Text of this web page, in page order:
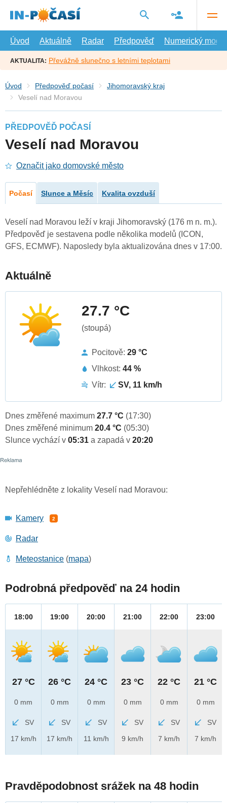
hlavní
Úvod
Aktuálně Radar Předpověď Numerický model
AKTUALITA: Převážně slunečno s letními teplotami
Úvod Předpověď počasí
Jihomoravský kraj
Veselí nad Moravou
PŘEDPOVĚĎ POČASÍ
Veselí nad Moravou
Označit jako domovské město
Počasí Slunce a Měsíc Kvalita ovzduší
Veselí nad Moravou leží v kraji Jihomoravský (176 m n. m.).
Předpověď je sestavena podle několika modelů (ICON,
GFS, ECMWF). Naposledy byla aktualizována dnes v 17:00.
Aktuálně
27.7 °C
(stoupá)
Pocitově: 29 °C
Vlhkost: 44 %
Vítr:
SV, 11 km/h
Dnes změřené maximum 27.7 °C (17:30)
Dnes změřené minimum 20.4 °C (05:30)
Slunce vychází v 05:31 a zapadá v 20:20
Nepřehlédněte z lokality Veselí nad Moravou:
Kamery 2
Radar
Meteostanice (mapa)
Podrobná předpověď na 24 hodin
18:00
27 °C
0 mm
SV
17 km/h
19:00
26 °C
0 mm
SV
17 km/h
20:00
24 °C
0 mm
SV
11 km/h
21:00
23 °C
0 mm
SV
9 km/h
22:00
22 °C
0 mm
SV
7 km/h
23:00
21 °C
0 mm
SV
7 km/h
Pravděpodobnost srážek na 48 hodin